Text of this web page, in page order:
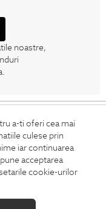
a-ti oferi cea mai
culese prin
iar continuarea
acceptarea
cookie-urilor
noastre,